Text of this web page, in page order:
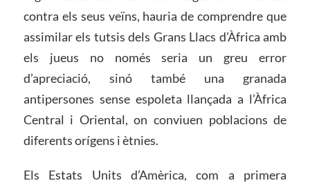
contra els seus veïns, hauria de comprendre que
assimilar els tutsis dels Grans Llacs d’Àfrica amb
els jueus no només seria un greu error
d’apreciació, sinó també una granada
antipersones sense espoleta llançada a l’Àfrica
Central i Oriental, on conviuen poblacions de
diferents orígens i ètnies.
Els Estats Units d’Amèrica, com a primera